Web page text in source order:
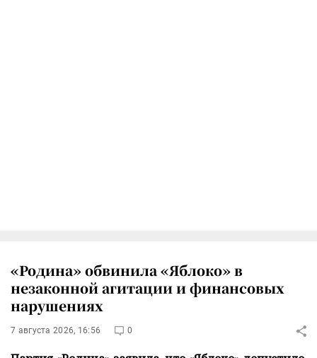
«Родина» обвинила «Яблоко» в
незаконной агитации и финансовых
нарушениях
7 августа 2026, 16:56 0